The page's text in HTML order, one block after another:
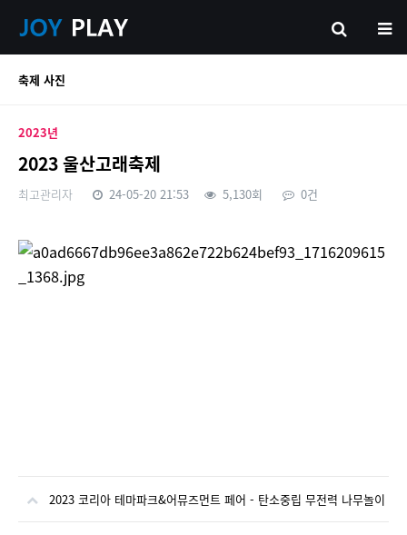
축제 사진
2023년
2023 울산고래축제
최고관리자 24-05-20 21:53 5,130회 0건
본문
2023 코리아 테마파크&어뮤즈먼트 페어 - 탄소중립 무전력 나무놀이